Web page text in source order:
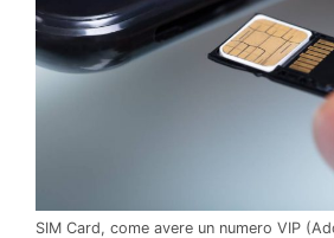
SIM Card, come avere un numero VIP